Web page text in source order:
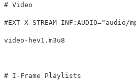
# Video
#EXT-X-STREAM-INF:AUDIO="audio/
video-hev1.m3u8
# I-Frame Playlists